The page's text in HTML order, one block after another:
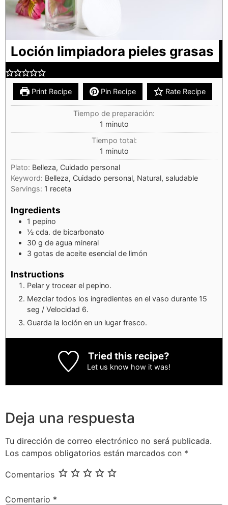
Loción limpiadora pieles grasas
Print Recipe Pin Recipe Rate Recipe
Tiempo de preparación:
1 minuto
Tiempo total:
1 minuto
Plato: Belleza, Cuidado personal
Keyword: Belleza, Cuidado personal, Natural, saludable
Servings: 1 receta
Ingredients
1 pepino
½ cda. de bicarbonato
30 g de agua mineral
3 gotas de aceite esencial de limón
Instructions
Pelar y trocear el pepino.
Mezclar todos los ingredientes en el vaso durante 15
seg / Velocidad 6.
Guarda la loción en un lugar fresco.
Tried this recipe?
Let us know how it was!
Deja una respuesta
Tu dirección de correo electrónico no será publicada.
Los campos obligatorios están marcados con *
Comentarios
Comentario *